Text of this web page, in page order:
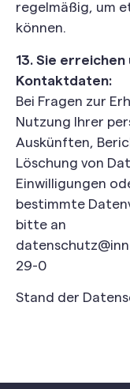
regelmäßig, um
können.
13. Sie
Kontaktdaten:
Bei Fragen zur
Nutzung Ihrer
Auskünften,
Löschung von
Einwilligungen
bestimmte
bitte an
29-0
Stand der